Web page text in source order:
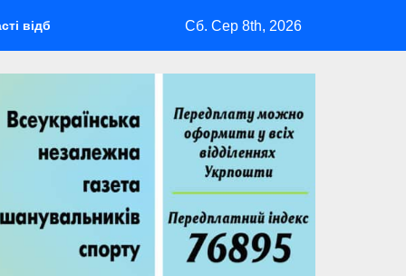
мультиспортивний табір ГАРТ 2026 – як долучитися
Сб. Сер 8th, 2026